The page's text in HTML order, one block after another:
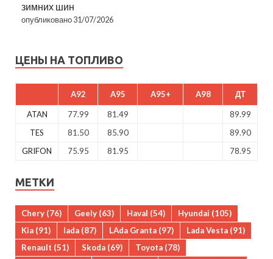
зимних шин
опубликовано 31/07/2026
ЦЕНЫ НА ТОПЛИВО
A92 A95 A95+ A98 ДТ
ATAN 77.99 81.49
89.99
TES
81.50 85.90
89.90
GRIFON
75.95 81.95 78.95
МЕТКИ
Chery (76) Geely (63) Haval (54) Hyundai (105)
Kia (91) lada (87) LAda Granta (97) Lada Vesta (91)
Renault (51) Skoda (69) Toyota (78)